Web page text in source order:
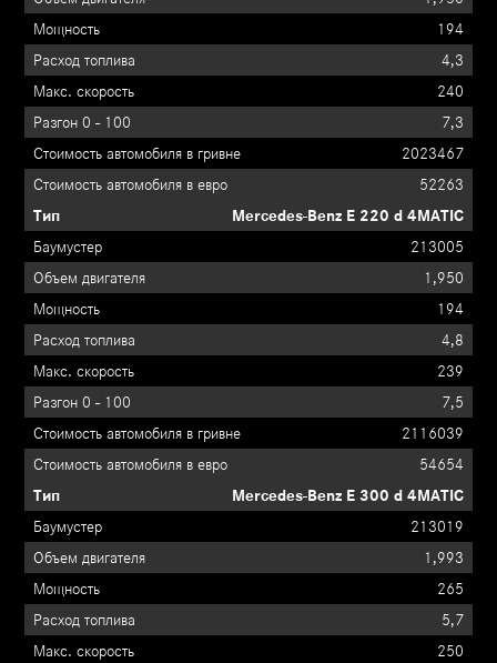
194
4,3
240
7,3
2023467
52263
Mercedes-Benz E 220 d 4MATIC
213005
1,950
194
4,8
239
7,5
2116039
54654
Mercedes-Benz E 300 d 4MATIC
213019
1,993
265
5,7
250